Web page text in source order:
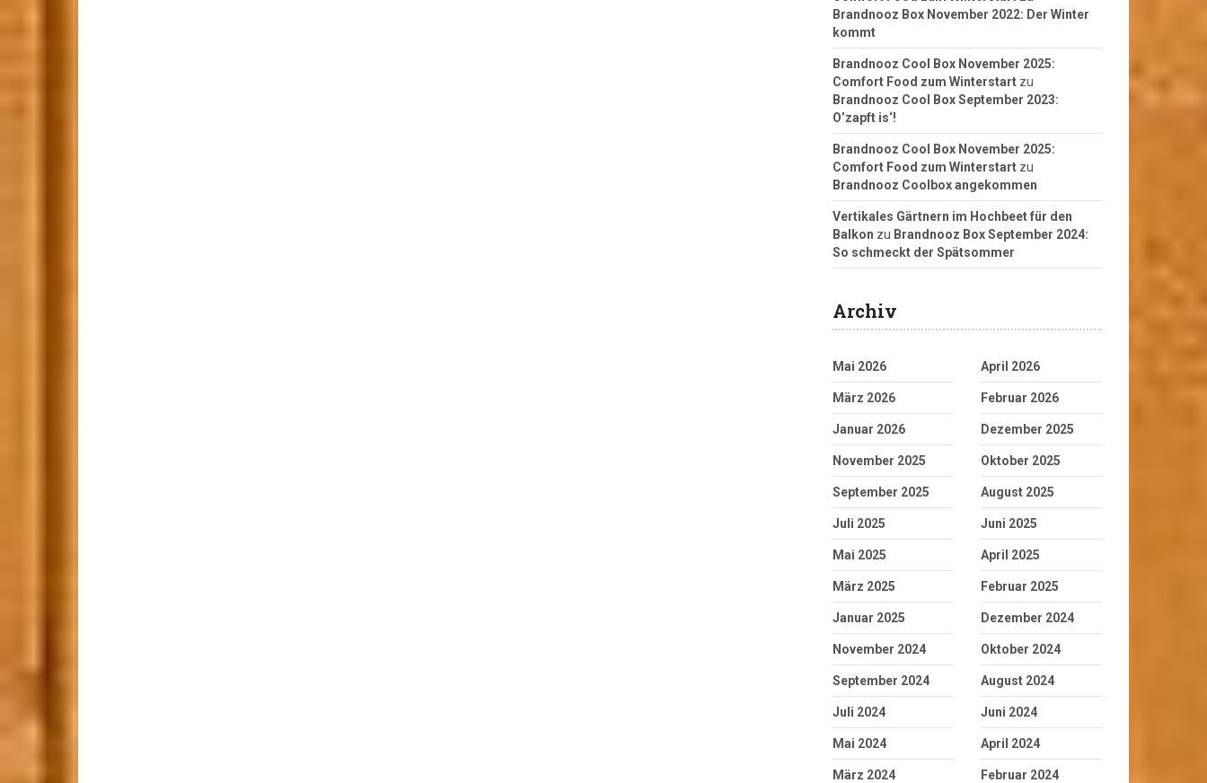
Brandnooz Box November 2022: Der Winter
kommt
Brandnooz Cool Box November 2025:
Comfort Food zum Winterstart zu
Brandnooz Cool Box September 2023:
O’zapft is‘!
Brandnooz Cool Box November 2025:
Comfort Food zum Winterstart zu
Brandnooz Coolbox angekommen
Vertikales Gärtnern im Hochbeet für den
Balkon zu Brandnooz Box September 2024:
So schmeckt der Spätsommer
Archiv
Mai 2026 April 2026
März 2026 Februar 2026
Januar 2026 Dezember 2025
November 2025 Oktober 2025
September 2025 August 2025
Juli 2025 Juni 2025
Mai 2025 April 2025
März 2025 Februar 2025
Januar 2025 Dezember 2024
November 2024 Oktober 2024
September 2024 August 2024
Juli 2024 Juni 2024
Mai 2024 April 2024
März 2024 Februar 2024